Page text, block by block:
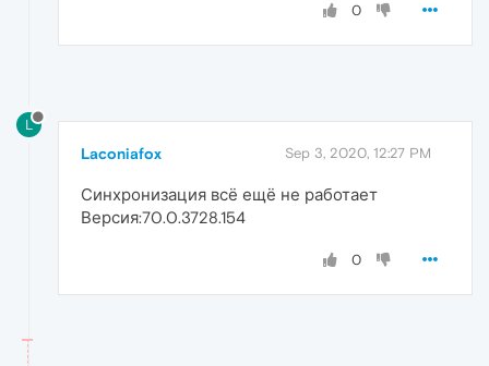
0
L
Laconiafox Sep 3, 2020, 12:27 PM
Синхронизация всё ещё не работает
Версия:70.0.3728.154
0